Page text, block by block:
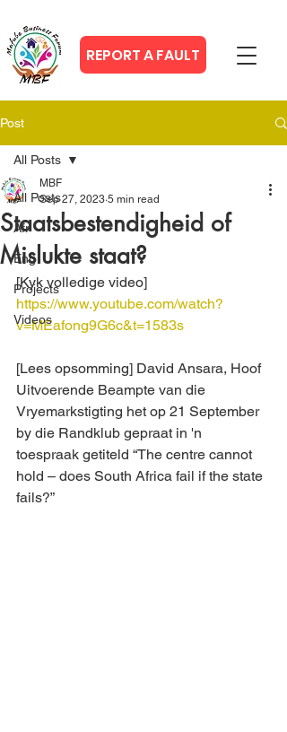
REPORT A FAULT
Post
All Posts
Afr
Eng
Projects
Videos
All Posts
Staatsbestendigheid of
Mislukte staat?
MBF
Sep 27, 2023 5 min read
[Kyk volledige video]
https://www.youtube.com/watch?
v=MEafong9G6c&t=1583s
[Lees opsomming] David Ansara, Hoof
Uitvoerende Beampte van die
Vryemarkstigting het op 21 September
by die Randklub gepraat in 'n
toespraak getiteld “The centre cannot
hold – does South Africa fail if the state
fails?”